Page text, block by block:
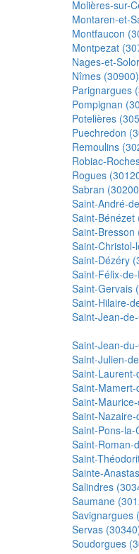
Molières-sur-
Montaren-et-
Montfaucon
Montpezat
Nages-et-
Nîmes (30900)
Parignargues
Pompignan
Potelières
Puechredon
Remoulins
Robiac-
Rogues
Sabran
Saint-André-
Saint-Bénézet
Saint-Bresson
Saint-
Saint-Dézéry
Saint-Félix-
Saint-Gervais
Saint-Hilaire-
Saint-Jean-
Saint-Jean-
Saint-Julien-
Saint-
Saint-
Saint-
Saint-
Saint-Pons-
Saint-Roman-
Saint-
Sainte-
Salindres
Saumane
Savignargues
Servas
Soudorgues